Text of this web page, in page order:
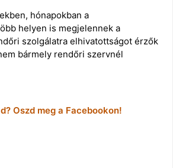
hónapokban a
helyen is megjelennek a
szolgálatra elhivatottságot érzők
bármely rendőri szervnél
Oszd meg a Facebookon!